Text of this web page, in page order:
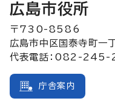
広島市役所
〒730-8586
広島市中区国泰寺町
代表電話：082-245-
庁舎案内